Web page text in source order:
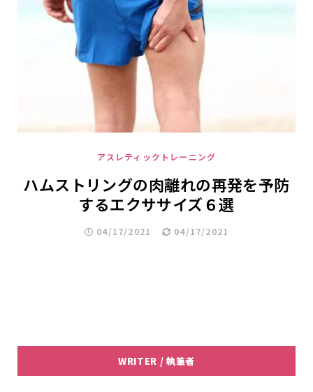
アスレティックトレーニング
ハムストリングの肉離れの再発を予防
するエクササイズ６選
04/17/2021 04/17/2021
WRITER / 執筆者